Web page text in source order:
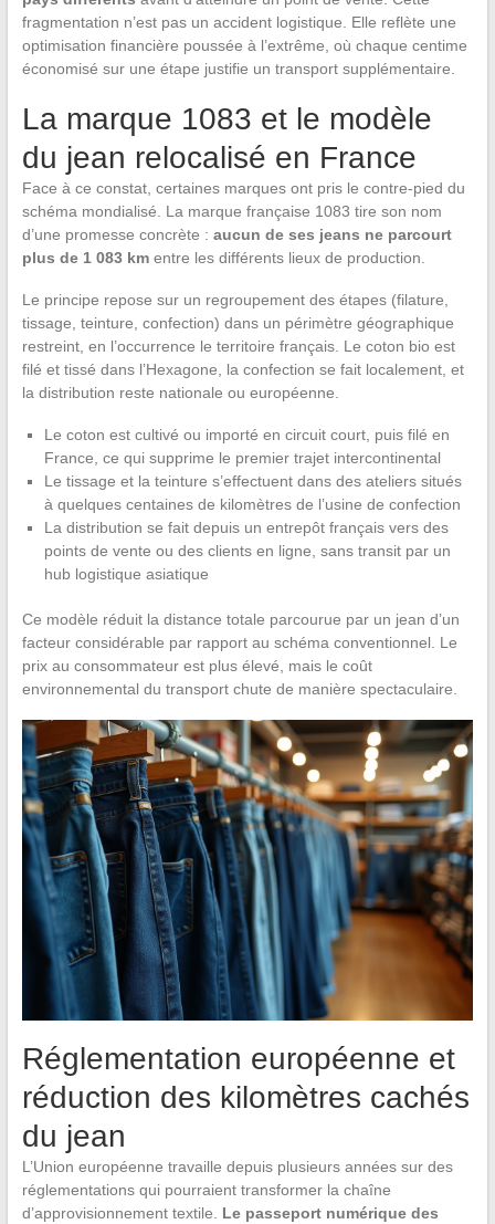
fragmentation n’est pas un accident logistique. Elle reflète une
optimisation financière poussée à l’extrême, où chaque centime
économisé sur une étape justifie un transport supplémentaire.
La marque 1083 et le modèle
du jean relocalisé en France
Face à ce constat, certaines marques ont pris le contre-pied du
schéma mondialisé. La marque française 1083 tire son nom
d’une promesse concrète : aucun de ses jeans ne parcourt
plus de 1 083 kmentre les différents lieux de production.
Le principe repose sur un regroupement des étapes (filature,
tissage, teinture, confection) dans un périmètre géographique
restreint, en l’occurrence le territoire français. Le coton bio est
filé et tissé dans l’Hexagone, la confection se fait localement, et
la distribution reste nationale ou européenne.
Le coton est cultivé ou importé en circuit court, puis filé en
France, ce qui supprime le premier trajet intercontinental
Le tissage et la teinture s’effectuent dans des ateliers situés
à quelques centaines de kilomètres de l’usine de confection
La distribution se fait depuis un entrepôt français vers des
points de vente ou des clients en ligne, sans transit par un
hub logistique asiatique
Ce modèle réduit la distance totale parcourue par un jean d’un
facteur considérable par rapport au schéma conventionnel. Le
prix au consommateur est plus élevé, mais le coût
environnemental du transport chute de manière spectaculaire.
Réglementation européenne et
réduction des kilomètres cachés
du jean
L’Union européenne travaille depuis plusieurs années sur des
réglementations qui pourraient transformer la chaîne
d’approvisionnement textile. Le passeport numérique des